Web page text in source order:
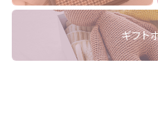
ギフト
プライバシーポリシー
特定商取引法に基づく表記